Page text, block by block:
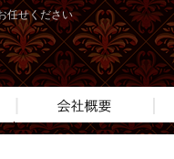
任せください